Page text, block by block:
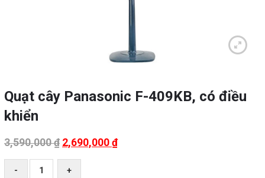
Quạt cây Panasonic F-409KB, có điều
khiển
3,590,000₫ 2,690,000 ₫
- +